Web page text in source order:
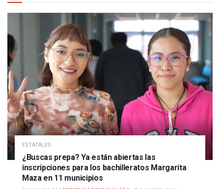
ESTATALES
¿Buscas prepa? Ya están abiertas las
inscripciones para los bachilleratos Margarita
Maza en 11 municipios